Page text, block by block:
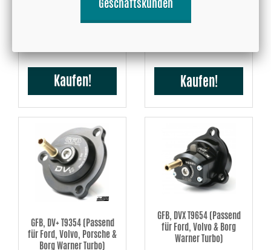
09 Adapter 50mm
Kaufen!
C2 C4 Einlassschlauch
Kaufen!
GFB, DV+ T9354 (Passend
für Ford, Volvo, Porsche &
Borg Warner Turbo)
GFB, DVX T9654 (Passend
für Ford, Volvo & Borg
Warner Turbo)
Geschäftskunden